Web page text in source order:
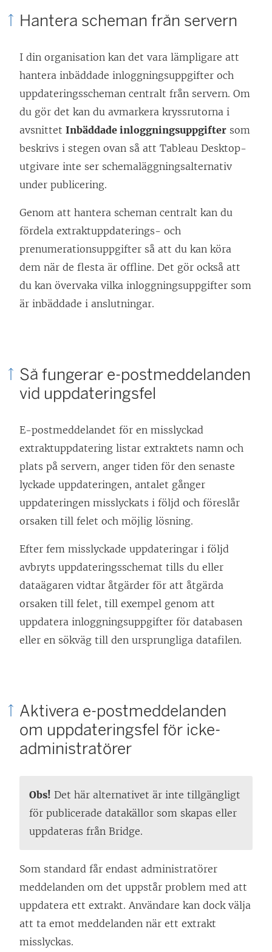
Hantera scheman från servern
I din organisation kan det vara lämpligare att
hantera inbäddade inloggningsuppgifter och
uppdateringsscheman centralt från servern. Om
du gör det kan du avmarkera kryssrutorna i
avsnittet Inbäddade inloggningsuppgifter som
beskrivs i stegen ovan så att Tableau Desktop-
utgivare inte ser schemaläggningsalternativ
under publicering.
Genom att hantera scheman centralt kan du
fördela extraktuppdaterings- och
prenumerationsuppgifter så att du kan köra
dem när de flesta är offline. Det gör också att
du kan övervaka vilka inloggningsuppgifter som
är inbäddade i anslutningar.
Så fungerar e-postmeddelanden
vid uppdateringsfel
E-postmeddelandet för en misslyckad
extraktuppdatering listar extraktets namn och
plats på servern, anger tiden för den senaste
lyckade uppdateringen, antalet gånger
uppdateringen misslyckats i följd och föreslår
orsaken till felet och möjlig lösning.
Efter fem misslyckade uppdateringar i följd
avbryts uppdateringsschemat tills du eller
dataägaren vidtar åtgärder för att åtgärda
orsaken till felet, till exempel genom att
uppdatera inloggningsuppgifter för databasen
eller en sökväg till den ursprungliga datafilen.
Aktivera e-postmeddelanden
om uppdateringsfel för icke-
administratörer
Obs! Det här alternativet är inte tillgängligt
för publicerade datakällor som skapas eller
uppdateras från Bridge.
Som standard får endast administratörer
meddelanden om det uppstår problem med att
uppdatera ett extrakt. Användare kan dock välja
att ta emot meddelanden när ett extrakt
misslyckas.